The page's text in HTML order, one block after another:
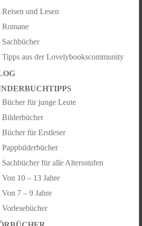
Reisen und Lesen
Romane
Sachbücher
Tipps aus der Lovelybookscommunity
Bücher für junge Leute
Bilderbücher
Bücher für Erstleser
Pappbilderbücher
Sachbücher für alle Altersstufen
Von 10 – 13 Jahre
Von 7 – 9 Jahre
Vorlesebücher